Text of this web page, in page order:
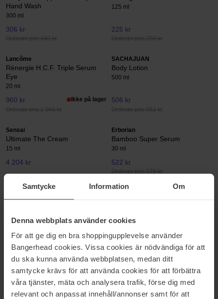
Samtycke Information Om
Denna webbplats använder cookies
För att ge dig en bra shoppingupplevelse använder
Bangerhead cookies. Vissa cookies är nödvändiga för att
du ska kunna använda webbplatsen, medan ditt
samtycke krävs för att använda cookies för att förbättra
våra tjänster, mäta och analysera trafik, förse dig med
relevant och anpassat innehåll/annonser samt för att
Hand Wash
300 ml
306 kr
Ordinær pris 340 kr
125 ml
225 kr
Ordinær pris 250 kr
Lancôme
Rénergie H.C.F. Triple Serum
Eye
20 ml
960 kr
Ordinær pris 1 066 kr
Ikke på lager
SACHAJUAN
Body Lotion
500 ml
506 kr
Ordinær pris 562 kr
Sensai
Ultimate The Cream
15 ml
4 204 kr
Erborian
Bamboo Super Serum
30 ml
522 kr
Ordinær pris 579 kr
The Niacinamide 15 Serum
374 kr Ikke på lager
The Method Polish Sensitive
124 ml
1 068 kr
Dr. Hauschka
Translucent Bronzing Tint
18 ml
Biotherm
Aquasource+ Electrolyte Dewy
Gel 100H
100 ml